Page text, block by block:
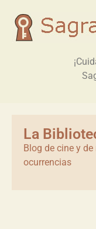
La
Blog de cine y
ocurrencias